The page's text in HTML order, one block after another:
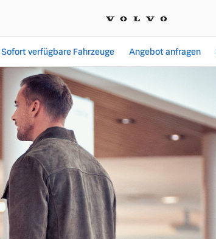
|
Sofort verfügbare Fahrzeuge Angebot anfragen